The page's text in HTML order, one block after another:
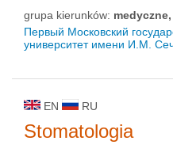
grupa kierunków:
Первый Московский
университет имени И.М.
EN RU
Stomatologia